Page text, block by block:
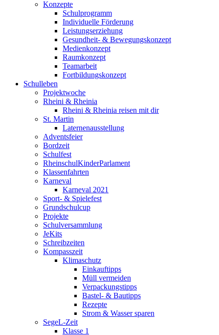
Konzepte
Schulprogramm
Individuelle Förderung
Leistungserziehung
Gesundheit- & Bewegungskonzept
Medienkonzept
Raumkonzept
Teamarbeit
Fortbildungskonzept
Schulleben
Projektwoche
Rheini & Rheinia
Rheini & Rheinia reisen mit dir
St. Martin
Laternenausstellung
Adventsfeier
Bordzeit
Schulfest
RheinschulKinderParlament
Klassenfahrten
Karneval
Karneval 2021
Sport- & Spielefest
Grundschulcup
Projekte
Schulversammlung
JeKits
Schreibzeiten
Kompasszeit
Klimaschutz
Einkauftipps
Müll vermeiden
Verpackungstipps
Bastel- & Bautipps
Rezepte
Strom & Wasser sparen
SegeL-Zeit
Klasse 1